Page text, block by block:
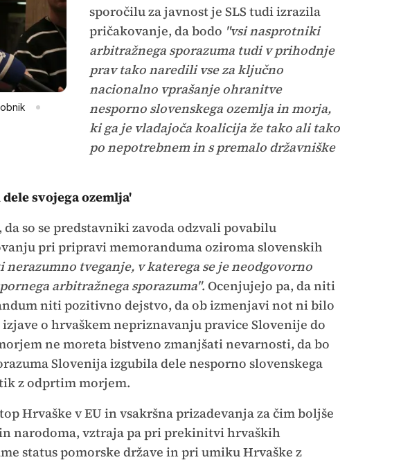
sporočilu za javnost je SLS tudi izrazila
pričakovanje, da bodo "vsi nasprotniki
arbitražnega sporazuma tudi v prihodnje
prav tako naredili vse za ključno
nacionalno vprašanje ohranitve
nesporno slovenskega ozemlja in morja,
ki ga je vladajoča koalicija že tako ali tako
po nepotrebnem in s premalo državniške
svojega ozemlja'
so se predstavniki zavoda odzvali povabilu
pri pripravi memoranduma oziroma slovenskih
nerazumno tveganje, v katerega se je neodgovorno
arbitražnega sporazuma". Ocenjujejo pa, da niti
niti pozitivno dejstvo, da ob izmenjavi not ni bilo
o hrvaškem nepriznavanju pravice Slovenije do
ne moreta bistveno zmanjšati nevarnosti, da bo
Slovenija izgubila dele nesporno slovenskega
z odprtim morjem.
Hrvaške v EU in vsakršna prizadevanja za čim boljše
narodoma, vztraja pa pri prekinitvi hrvaških
status pomorske države in pri umiku Hrvaške z